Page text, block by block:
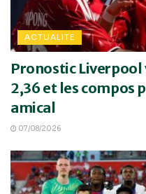
ACTUALITE
Pronostic Liverpool
2,36 et les compos
amical
07/08/2026